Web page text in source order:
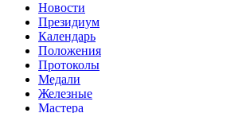
Новости
Президиум
Календарь
Положения
Протоколы
Медали
Железные
Мастера